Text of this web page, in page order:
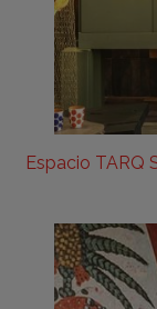
Espacio TARQ